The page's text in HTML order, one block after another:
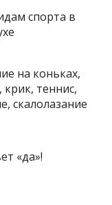
спорта в
на коньках,
теннис,
скалолазание
«да»!